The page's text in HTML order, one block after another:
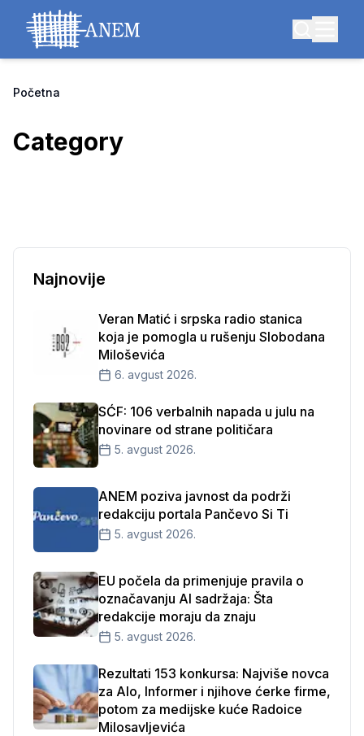
Početna
Category
Najnovije
Veran Matić i srpska radio stanica
koja je pomogla u rušenju Slobodana
Miloševića
6. avgust 2026.
SĆF: 106 verbalnih napada u julu na
novinare od strane političara
5. avgust 2026.
ANEM poziva javnost da podrži
redakciju portala Pančevo Si Ti
5. avgust 2026.
EU počela da primenjuje pravila o
označavanju AI sadržaja: Šta
redakcije moraju da znaju
5. avgust 2026.
Rezultati 153 konkursa: Najviše novca
za Alo, Informer i njihove ćerke firme,
potom za medijske kuće Radoice
Milosavljevića